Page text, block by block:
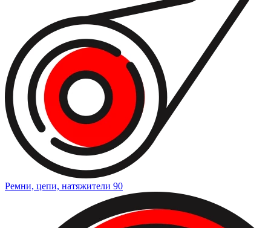
Ремни, цепи, натяжители 90